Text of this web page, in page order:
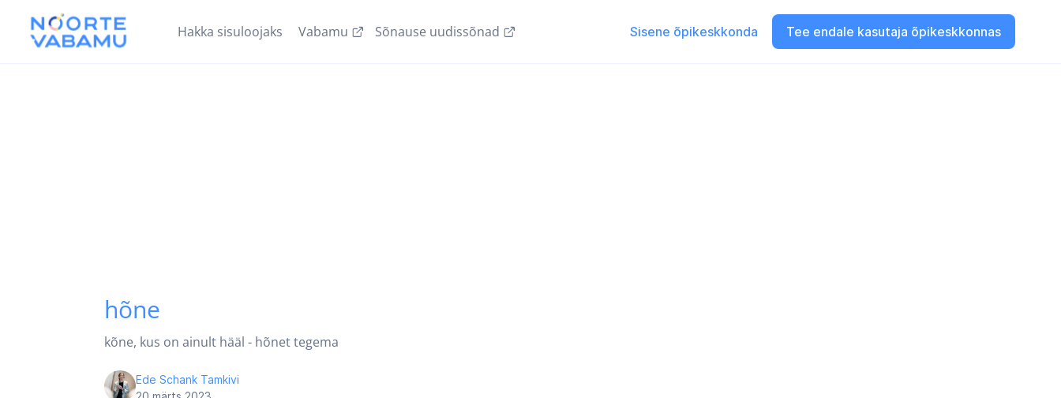
Hakka sisuloojaks Vabamu Sõnause uudissõnad Sisene õpikeskkonda Tee endale kasutaja õpikeskkonnas
hõne
kõne, kus on ainult hääl - hõnet tegema
Ede Schank Tamkivi